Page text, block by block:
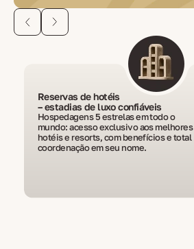
Reservas de hotéis
– estadias de luxo confiáveis
Hospedagens 5 estrelas em todo o
mundo: acesso exclusivo aos melhores
hotéis e resorts, com benefícios e total
coordenação em seu nome.